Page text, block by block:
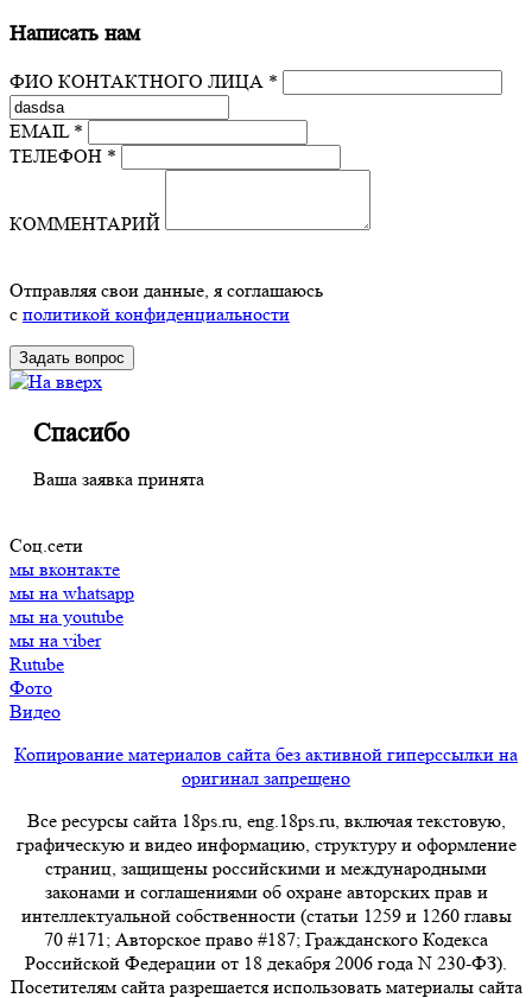
Написать нам
ФИО КОНТАКТНОГО ЛИЦА *
EMAIL *
ТЕЛЕФОН *
КОММЕНТАРИЙ
Отправляя свои данные, я соглашаюсь
с политикой конфиденциальности
Спасибо
Ваша заявка принята
Соц.сети
мы вконтакте
мы на whatsapp
мы на youtube
мы на viber
Rutube
Фото
Видео
Копирование материалов сайта без активной гиперссылки на
оригинал запрещено
Все ресурсы сайта 18ps.ru, eng.18ps.ru, включая текстовую,
графическую и видео информацию, структуру и оформление
страниц, защищены российскими и международными
законами и соглашениями об охране авторских прав и
интеллектуальной собственности (статьи 1259 и 1260 главы
70 #171; Авторское право #187; Гражданского Кодекса
Российской Федерации от 18 декабря 2006 года N 230-ФЗ).
Посетителям сайта разрешается использовать материалы сайта